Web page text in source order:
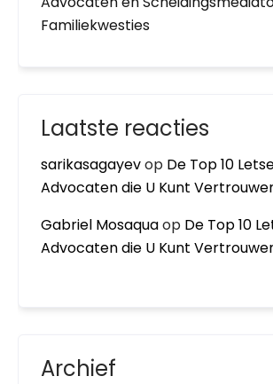
Familiekwesties
Laatste reacties
sarikasagayevop De Top 10
Advocaten die U Kunt
Gabriel Mosaquaop De Top 10
Advocaten die U Kunt
Archief